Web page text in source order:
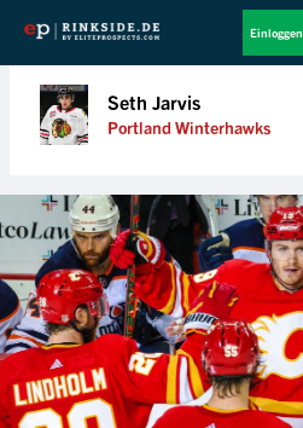
Einloggen
Seth Jarvis
Portland Winterhawks